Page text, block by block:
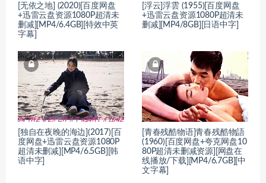
[无依之地] (2020)[百度网盘
+迅雷云盘资源1080P超清未
删减][MP4/6.4GB][特效中英
字幕]
[浮云]浮雲 (1955)[百度网盘
+迅雷云盘资源1080P超清未
删减][MP4/8GB][日语中字]
[独自在夜晚的海边](2017)[百
度网盘+迅雷云盘资源1080P
超清未删减][MP4/6.5GB][韩
语中字]
[青春残酷物语]青春残酷物語
(1960)[百度网盘+夸克网盘10
80P超清未删减资源][网盘在
线播放/下载][MP4/6.7GB][中
文字幕]